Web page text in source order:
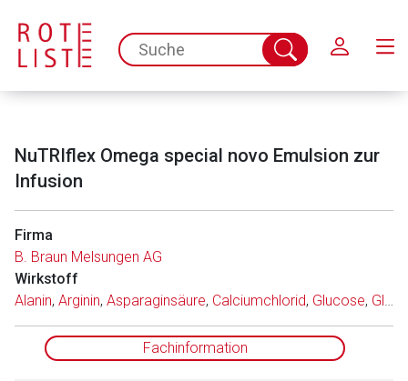
spc.search.input.placeholder
Suche
abschicken
NuTRIflex Omega special novo Emulsion zur
Infusion
Firma
B. Braun Melsungen AG
Wirkstoff
Alanin, Arginin, Asparaginsäure, Calciumchlorid, Glucose, Glutaminsäure
Fachinformation
Aufruf einer externen Seite
Der von Ihnen aufgerufene Link öffnet eine externe Web-
Seite. Für die Inhalte der externen Web-Seite ist deren